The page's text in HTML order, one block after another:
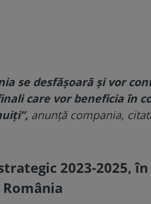
se desfăşoară şi vor
care vor beneficia în
anunţă compania,
2023-2025, în